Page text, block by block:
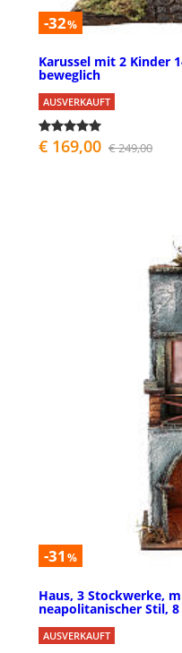
-32%
Karussel mit 2 Kinder
beweglich
AUSVERKAUFT
€ 169,00 € 249,00
-31 %
Haus, 3 Stockwerke,
neapolitanischer Stil,
AUSVERKAUFT